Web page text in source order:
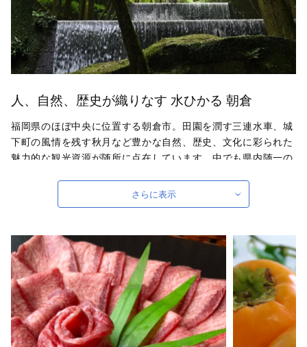
人、自然、歴史が織りなす 水ひかる 朝倉
福岡県のほぼ中央に位置する朝倉市。田園を潤す三連水車、城
下町の風情を残す秋月など豊かな自然、歴史、文化に彩られた
魅力的な観光資源が随所に点在しています。中でも県内随一の
た、夏の風物詩である鵜飼は全国的に有名で奈良時代からおこ
なわれていたとされています。春には桜で有名な甘木公園。桜
おすすめです。
自治体ホームページは こちら（外部サイト）
外部サイトへ遷移します。
個人情報の保護は遷移先サイトの方針に従います。
さらに表示